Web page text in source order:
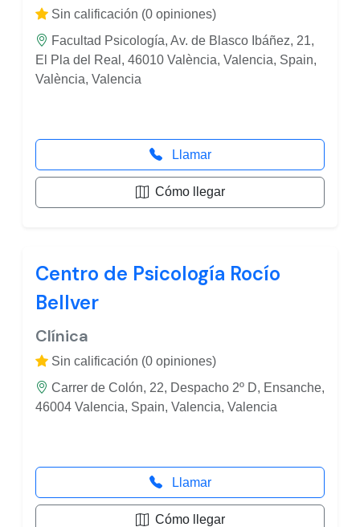
Sin calificación (0 opiniones)
Facultad Psicología, Av. de Blasco Ibáñez, 21,
El Pla del Real, 46010 València, Valencia, Spain,
València, Valencia
Llamar
Cómo llegar
Centro de Psicología Rocío
Bellver
Clínica
Sin calificación (0 opiniones)
Carrer de Colón, 22, Despacho 2º D, Ensanche,
46004 Valencia, Spain, Valencia, Valencia
Llamar
Cómo llegar